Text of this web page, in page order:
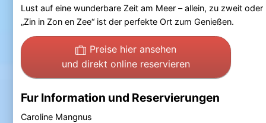
Lust auf eine wunderbare Zeit am Meer – allein, zu zweit
„Zin in Zon en Zee“ ist der perfekte Ort zum Genießen.
Preise hier ansehen
und direkt online reservieren
Fur Information und Reservierungen
Caroline Mangnus